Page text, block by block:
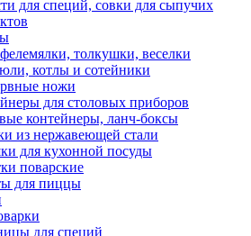
для специй, совки для сыпучих
толкушки, веселки
котлы и сотейники
ножи
для столовых приборов
контейнеры, ланч-боксы
из нержавеющей стали
для кухонной посуды
поварские
для пиццы
для специй